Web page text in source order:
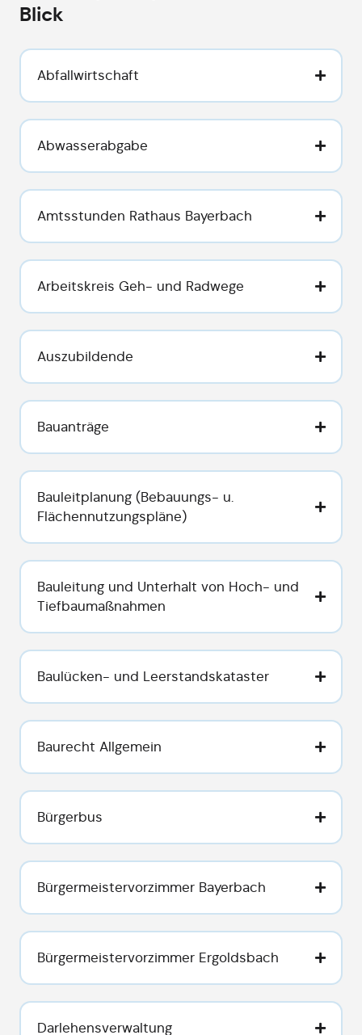
Blick
Abfallwirtschaft
Abwasserabgabe
Amtsstunden Rathaus Bayerbach
Arbeitskreis Geh- und Radwege
Auszubildende
Bauanträge
Bauleitplanung (Bebauungs- u.
Flächennutzungspläne)
Bauleitung und Unterhalt von Hoch- und
Tiefbaumaßnahmen
Baulücken- und Leerstandskataster
Baurecht Allgemein
Bürgerbus
Bürgermeistervorzimmer Bayerbach
Bürgermeistervorzimmer Ergoldsbach
Darlehensverwaltung